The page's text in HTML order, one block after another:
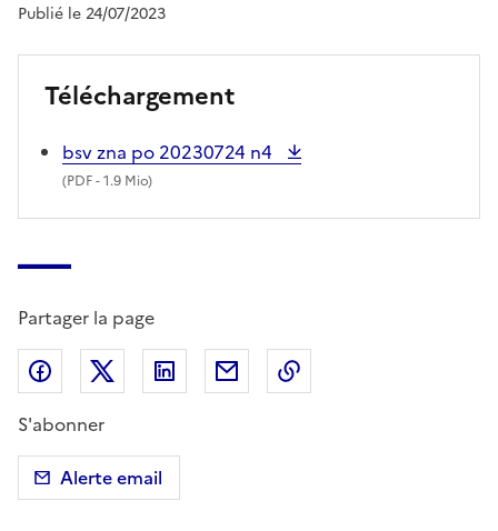
Publié le 24/07/2023
Téléchargement
bsv zna po 20230724 n4
(PDF- 1.9 Mio)
Partager la page
Partager sur Facebook
Partager sur X (anciennement Twitter)
Partager sur LinkedIn
Partager par email
S'abonner
Alerte email